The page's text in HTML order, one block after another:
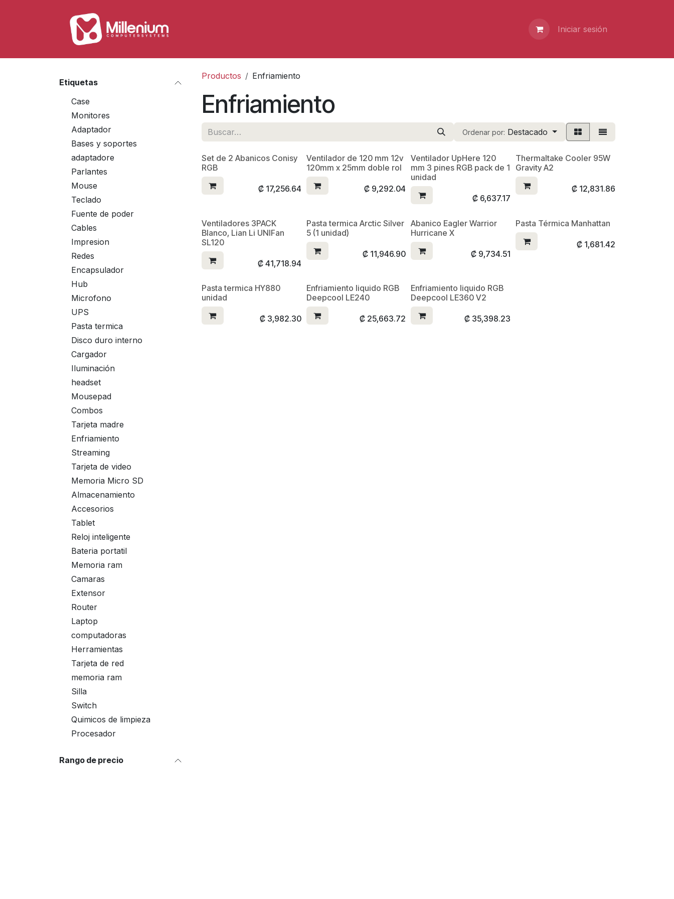
Iniciar sesión
Etiquetas
Case
Monitores
Adaptador
Bases y soportes
adaptadore
Parlantes
Mouse
Teclado
Fuente de poder
Cables
Impresion
Redes
Encapsulador
Hub
Microfono
UPS
Pasta termica
Disco duro interno
Cargador
Iluminación
headset
Mousepad
Combos
Tarjeta madre
Enfriamiento
Streaming
Tarjeta de video
Memoria Micro SD
Almacenamiento
Accesorios
Tablet
Reloj inteligente
Bateria portatil
Memoria ram
Camaras
Extensor
Router
Laptop
computadoras
Herramientas
Tarjeta de red
memoria ram
Silla
Switch
Quimicos de limpieza
Procesador
Rango de precio
Productos Enfriamiento
Enfriamiento
Ordenar por: Destacado
Set de 2 Abanicos Conisy
RGB
₡ 17,256.64
Ventilador de 120 mm 12v
120mm x 25mm doble rol
₡ 9,292.04
Ventilador UpHere 120
mm 3 pines RGB pack de 1
unidad
₡ 6,637.17
Thermaltake Cooler 95W
Gravity A2
₡ 12,831.86
Ventiladores 3PACK
Blanco, Lian Li UNIFan
SL120
₡ 41,718.94
Pasta termica Arctic Silver
5 (1 unidad)
₡ 11,946.90
Abanico Eagler Warrior
Hurricane X
₡ 9,734.51
Pasta Térmica Manhattan
₡ 1,681.42
Pasta termica HY880
unidad
₡ 3,982.30
Enfriamiento liquido RGB
Deepcool LE240
₡ 25,663.72
Enfriamiento liquido RGB
Deepcool LE360 V2
₡ 35,398.23